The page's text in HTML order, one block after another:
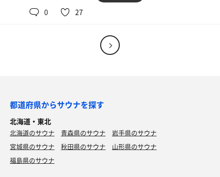
■水風呂
・20度くらい
椅子で休憩
フトンカラデテヨカッタ度：★★☆
0 27
都道府県からサウナを探す
北海道・東北
北海道のサウナ 青森県のサウナ
岩手県のサウナ
宮城県のサウナ
秋田県のサウナ
山形県のサウナ
福島県のサウナ